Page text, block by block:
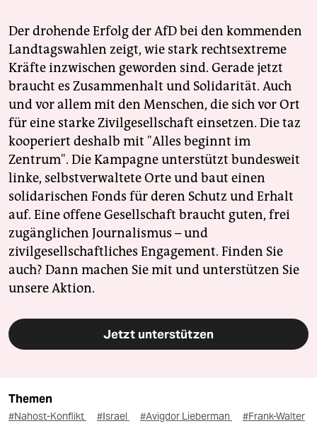
Der drohende Erfolg der AfD bei den kommenden
Landtagswahlen zeigt, wie stark rechtsextreme
Kräfte inzwischen geworden sind. Gerade jetzt
braucht es Zusammenhalt und Solidarität. Auch
und vor allem mit den Menschen, die sich vor Ort
für eine starke Zivilgesellschaft einsetzen. Die taz
kooperiert deshalb mit "Alles beginnt im
Zentrum". Die Kampagne unterstützt bundesweit
linke, selbstverwaltete Orte und baut einen
solidarischen Fonds für deren Schutz und Erhalt
auf. Eine offene Gesellschaft braucht guten, frei
zugänglichen Journalismus – und
zivilgesellschaftliches Engagement. Finden Sie
auch? Dann machen Sie mit und unterstützen Sie
unsere Aktion.
Jetzt unterstützen
Themen
#Nahost-Konflikt #Israel #Avigdor Lieberman #Frank-Walter